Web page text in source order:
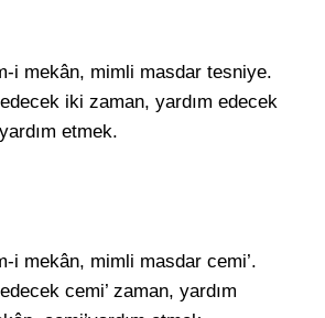
i mekân, mimli masdar tesniye.
edecek iki zaman, yardım edecek
etmek.
i mekân, mimli masdar cemi’.
cemi’ zaman, yardım